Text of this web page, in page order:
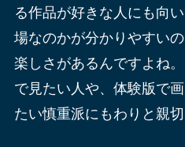
る作品が好きな人にも向
場なのかが分かりやすい
楽しさがあるんですよね
で見たい人や、体験版で
たい慎重派にもわりと親切